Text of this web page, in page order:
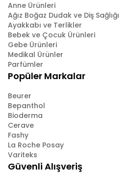
Anne Ürünleri
Ağız Boğaz Dudak ve Diş Sağlığı
Ayakkabı ve Terlikler
Bebek ve Çocuk Ürünleri
Gebe Ürünleri
Medikal Ürünler
Parfümler
Popüler Markalar
Beurer
Bepanthol
Bioderma
Cerave
Fashy
La Roche Posay
Variteks
Güvenli Alışveriş